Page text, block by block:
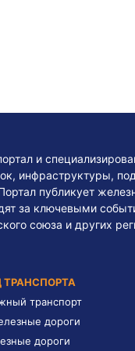
и
инфраструктуры,
публикует
за ключевыми
союза и других
транспорт
дороги
дороги